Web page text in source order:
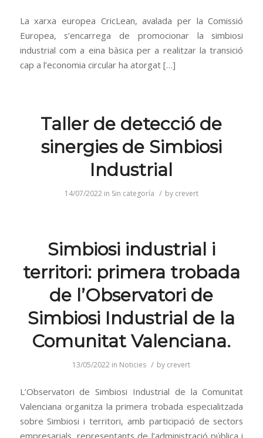
La xarxa europea CricLean, avalada per la Comissió
Europea, s’encarrega de promocionar la simbiosi
industrial com a eina bàsica per a realitzar la transició
cap a l’economia circular ha atorgat […]
Taller de detecció de
sinergies de Simbiosi
Industrial
14/07/2022 in Sin categoría / by crevert
Simbiosi industrial i
territori: primera trobada
de l’Observatori de
Simbiosi Industrial de la
Comunitat Valenciana.
13/05/2022 in Noticies / by crevert
L’Observatori de Simbiosi Industrial de la Comunitat
Valenciana organitza la primera trobada especialitzada
sobre Simbiosi i territori, amb participació de sectors
empresarials, representants de l’administració pública i